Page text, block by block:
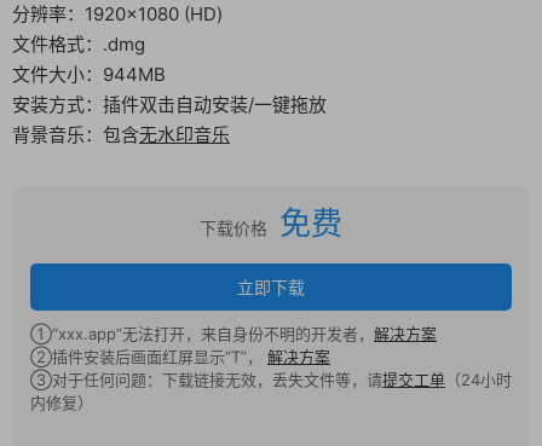
分辨率：1920×1080 (HD)
文件格式：.dmg
文件大小：944MB
安装方式：插件双击自动安装/一键拖放
背景音乐：包含无水印音乐
下载价格 免费
立即下载
①“xxx.app”无法打开，来自身份不明的开发者， 解决方案
②插件安装后画面红屏显示“T”， 解决方案
③对于任何问题：下载链接无效，丢失文件等，请提交工单 （24小时
内修复）